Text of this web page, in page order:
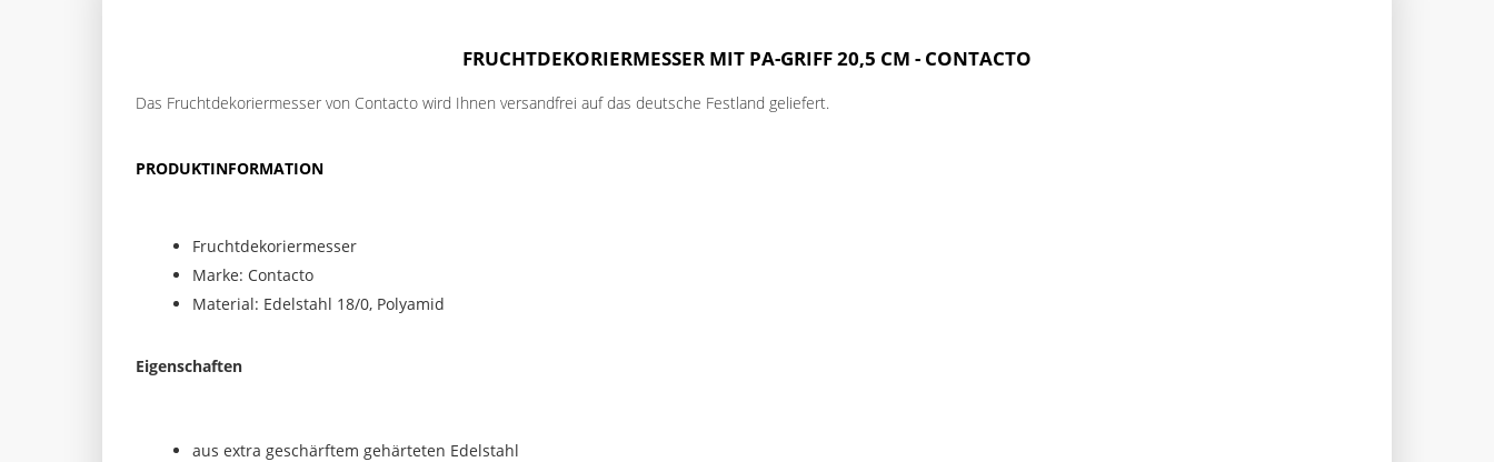
FRUCHTDEKORIERMESSER MIT PA-GRIFF 20,5 CM - CONTACTO
Das Fruchtdekoriermesser von Contacto wird Ihnen versandfrei auf das deutsche Festland geliefert.
PRODUKTINFORMATION
Fruchtdekoriermesser
Marke: Contacto
Material: Edelstahl 18/0, Polyamid
Eigenschaften
aus extra geschärftem gehärteten Edelstahl